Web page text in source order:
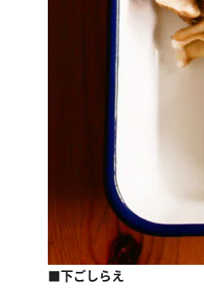
■下ごしらえ